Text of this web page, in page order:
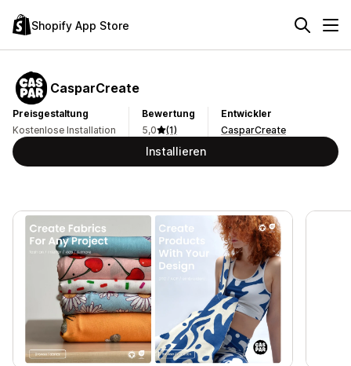
Shopify App Store
CasparCreate
Preisgestaltung
Kostenlose Installation
Bewertung
5,0
(1)
Entwickler
CasparCreate
Installieren